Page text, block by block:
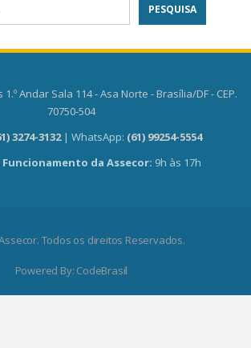
1.º Andar Sala 114 - Asa Norte - Brasília/DF - CEP.
70750-504
3274-3132 | WhatsApp: (61) 99254-5554
da Assecor: 9h às 17h
Todos os direitos Reservados.
Powered By: CodeBrasil